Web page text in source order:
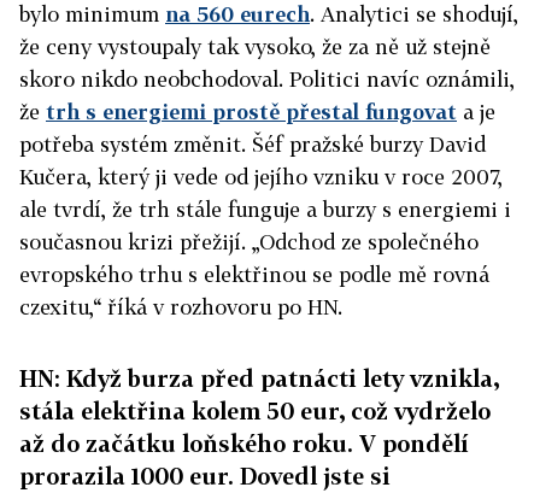
bylo minimum na 560 eurech. Analytici se shodují,
že ceny vystoupaly tak vysoko, že za ně už stejně
skoro nikdo neobchodoval. Politici navíc oznámili,
že trh s energiemi prostě přestal fungovat a je
potřeba systém změnit. Šéf pražské burzy David
Kučera, který ji vede od jejího vzniku v roce 2007,
ale tvrdí, že trh stále funguje a burzy s energiemi i
současnou krizi přežijí. „Odchod ze společného
evropského trhu s elektřinou se podle mě rovná
czexitu,“ říká v rozhovoru po HN.
HN: Když burza před patnácti lety vznikla,
stála elektřina kolem 50 eur, což vydrželo
až do začátku loňského roku. V pondělí
prorazila 1000 eur. Dovedl jste si